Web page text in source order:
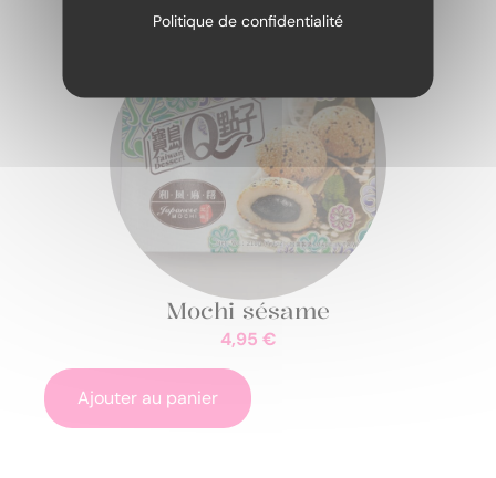
Mochi sésame
4,95 €
Ajouter au panier
Politique de confidentialité